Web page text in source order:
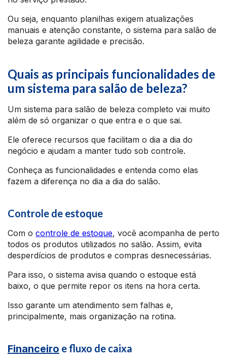
Ou seja, enquanto planilhas exigem atualizações
manuais e atenção constante, o sistema para salão de
beleza garante agilidade e precisão.
Quais as principais funcionalidades de
um sistema para salão de beleza?
Um sistema para salão de beleza completo vai muito
além de só organizar o que entra e o que sai.
Ele oferece recursos que facilitam o dia a dia do
negócio e ajudam a manter tudo sob controle.
Conheça as funcionalidades e entenda como elas
fazem a diferença no dia a dia do salão.
Controle de estoque
Com o controle de estoque, você acompanha de perto
todos os produtos utilizados no salão. Assim, evita
desperdícios de produtos e compras desnecessárias.
Para isso, o sistema avisa quando o estoque está
baixo, o que permite repor os itens na hora certa.
Isso garante um atendimento sem falhas e,
principalmente, mais organização na rotina.
Financeiro e fluxo de caixa